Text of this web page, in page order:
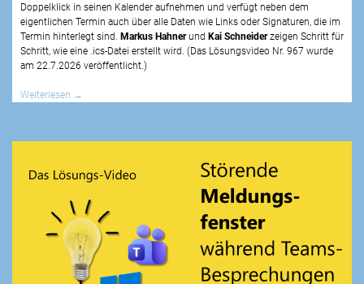
Doppelklick in seinen Kalender aufnehmen und verfügt neben dem
eigentlichen Termin auch über alle Daten wie Links oder Signaturen, die im
Termin hinterlegt sind. Markus Hahnerund Kai Schneiderzeigen Schritt für
Schritt, wie eine .ics-Datei erstellt wird. (Das Lösungsvideo Nr. 967 wurde
am 22.7.2026 veröffentlicht.)
Weiterlesen →